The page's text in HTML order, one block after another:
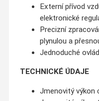
Externí přívod
elektronické
Precizní
plynulou a
Jednoduché
TECHNICKÉ ÚDAJE
Jmenovitý